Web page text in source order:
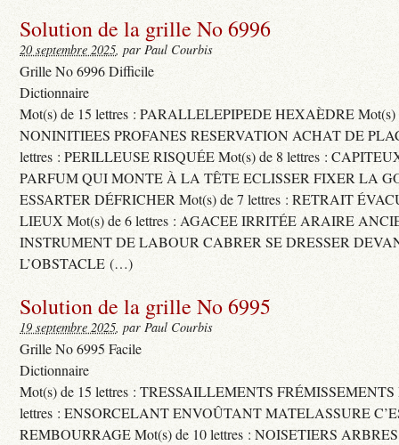
Solution de la grille No 6996
20 septembre 2025, par Paul Courbis
Grille No 6996 Difficile
Dictionnaire
Mot(s) de 15 lettres : PARALLELEPIPEDE HEXAÈDRE Mot(s)
NONINITIEES PROFANES RESERVATION ACHAT DE
lettres : PERILLEUSE RISQUÉE Mot(s) de 8 lettres :
PARFUM QUI MONTE À LA TÊTE ECLISSER FIXER LA
ESSARTER DÉFRICHER Mot(s) de 7 lettres : RETRAIT
LIEUX Mot(s) de 6 lettres : AGACEE IRRITÉE ARAIRE
INSTRUMENT DE LABOUR CABRER SE DRESSER
L’OBSTACLE (…)
Solution de la grille No 6995
19 septembre 2025, par Paul Courbis
Grille No 6995 Facile
Dictionnaire
Mot(s) de 15 lettres : TRESSAILLEMENTS FRÉMISSEMENTS
lettres : ENSORCELANT ENVOÛTANT MATELASSURE
REMBOURRAGE Mot(s) de 10 lettres : NOISETIERS